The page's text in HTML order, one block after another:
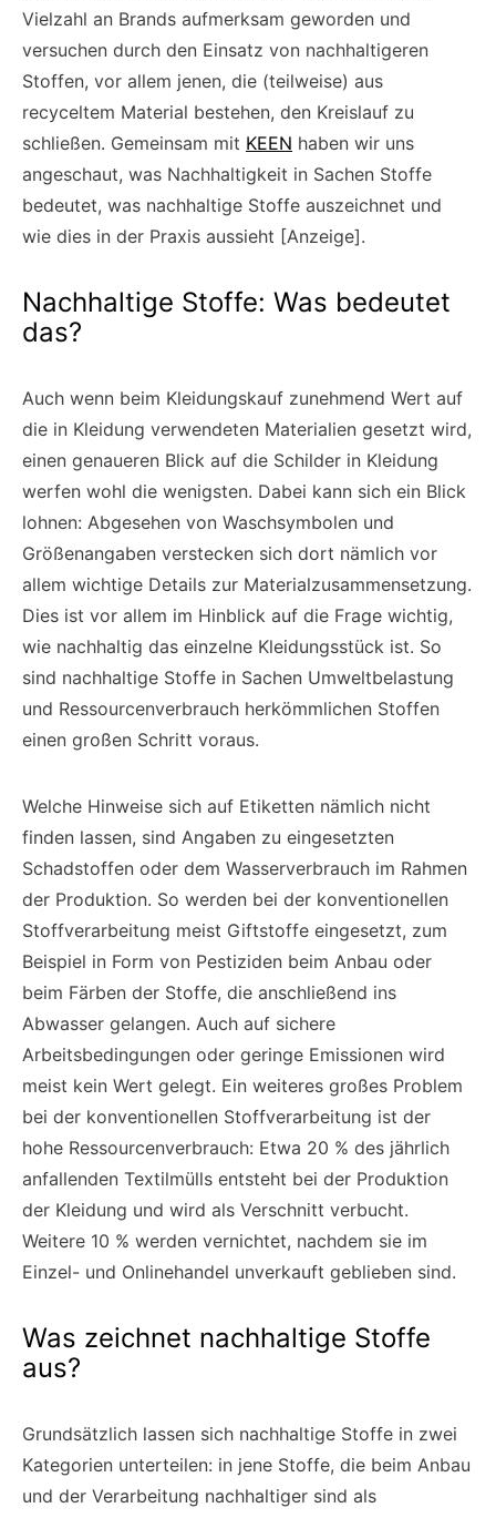
Vielzahl an Brands aufmerksam geworden und
versuchen durch den Einsatz von nachhaltigeren
Stoffen, vor allem jenen, die (teilweise) aus
recyceltem Material bestehen, den Kreislauf zu
schließen. Gemeinsam mit KEEN haben wir uns
angeschaut, was Nachhaltigkeit in Sachen Stoffe
bedeutet, was nachhaltige Stoffe auszeichnet und
wie dies in der Praxis aussieht [Anzeige].
Nachhaltige Stoffe: Was bedeutet
das?
Auch wenn beim Kleidungskauf zunehmend Wert auf
die in Kleidung verwendeten Materialien gesetzt wird,
einen genaueren Blick auf die Schilder in Kleidung
werfen wohl die wenigsten. Dabei kann sich ein Blick
lohnen: Abgesehen von Waschsymbolen und
Größenangaben verstecken sich dort nämlich vor
allem wichtige Details zur Materialzusammensetzung.
Dies ist vor allem im Hinblick auf die Frage wichtig,
wie nachhaltig das einzelne Kleidungsstück ist. So
sind nachhaltige Stoffe in Sachen Umweltbelastung
und Ressourcenverbrauch herkömmlichen Stoffen
einen großen Schritt voraus.
Welche Hinweise sich auf Etiketten nämlich nicht
finden lassen, sind Angaben zu eingesetzten
Schadstoffen oder dem Wasserverbrauch im Rahmen
der Produktion. So werden bei der konventionellen
Stoffverarbeitung meist Giftstoffe eingesetzt, zum
Beispiel in Form von Pestiziden beim Anbau oder
beim Färben der Stoffe, die anschließend ins
Abwasser gelangen. Auch auf sichere
Arbeitsbedingungen oder geringe Emissionen wird
meist kein Wert gelegt. Ein weiteres großes Problem
bei der konventionellen Stoffverarbeitung ist der
hohe Ressourcenverbrauch: Etwa 20 % des jährlich
anfallenden Textilmülls entsteht bei der Produktion
der Kleidung und wird als Verschnitt verbucht.
Weitere 10 % werden vernichtet, nachdem sie im
Einzel- und Onlinehandel unverkauft geblieben sind.
Was zeichnet nachhaltige Stoffe
aus?
Grundsätzlich lassen sich nachhaltige Stoffe in zwei
Kategorien unterteilen: in jene Stoffe, die beim Anbau
und der Verarbeitung nachhaltiger sind als